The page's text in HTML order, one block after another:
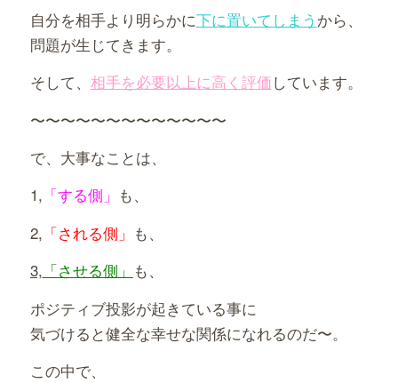
自分を相手より明らかに下に置いてしまう から、
問題が生じてきます。
そして、 相手を必要以上に高く評価しています。
〜〜〜〜〜〜〜〜〜〜〜〜〜
で、大事なことは、
1, 「する側」 も、
2, 「される側」 も、
3, 「させる側」 も、
ポジティブ投影が起きている事に
気づけると健全な幸せな関係になれるのだ〜。
この中で、